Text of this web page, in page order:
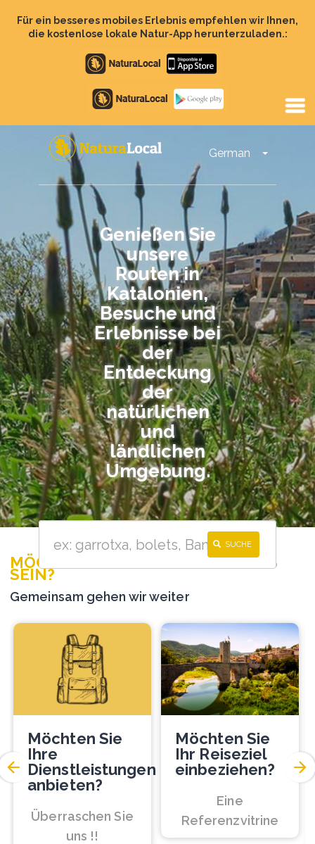
zumFür ein besseres mobiles Erlebnis empfehlen wir Ihnen,
die kostenlose lokale Natur-App herunterzuladen.:
Apple
store
Google
Play
German
Main
navigation
Genießen Sie
unsere
Routen in
Katalonien,
Besuche und
Erlebnisse bei
der
Entdeckung
der
natürlichen
und
ländlichen
Umgebung.
SUCHE
MÖCHTEN SIE TEIL DES PROJEKTS
SEIN?
Gemeinsam gehen wir weiter
Möchten Sie
Ihre
Dienstleistungen
anbieten?
Überraschen Sie
uns !!
Möchten Sie
Ihr Reiseziel
einbeziehen?
Eine
Referenzvitrine